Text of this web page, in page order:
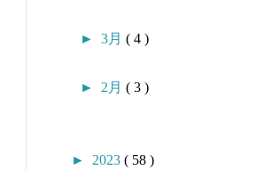
► 3月 ( 4 )
► 2月 ( 3 )
► 2023 ( 58 )